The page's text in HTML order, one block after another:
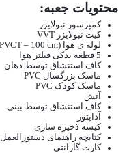
محتویات جعبه:
کمپرسور نبولایزر
کیت نبولایزر VVT
لوله ی هوا (PVCT – 100 cm)
5 قطعه یدکی فیلتر هوا
کاف استنشاق توسط دهان
ماسک بزرگسال PVC
ماسک کودک PVC
آتش
کاف استنشاق توسط بینی
آداپتور
کیسه ذخیره سازی
کتابچه راهنمای دستورالعمل
کارت گارانتی